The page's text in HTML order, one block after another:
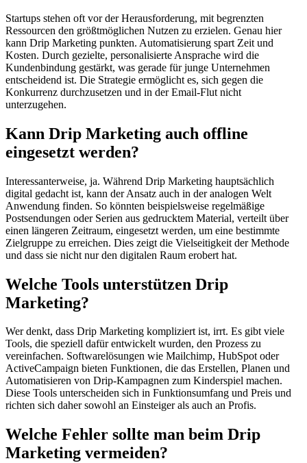
Startups stehen oft vor der Herausforderung, mit begrenzten
Ressourcen den größtmöglichen Nutzen zu erzielen. Genau hier
kann Drip Marketing punkten. Automatisierung spart Zeit und
Kosten. Durch gezielte, personalisierte Ansprache wird die
Kundenbindung gestärkt, was gerade für junge Unternehmen
entscheidend ist. Die Strategie ermöglicht es, sich gegen die
Konkurrenz durchzusetzen und in der Email-Flut nicht
unterzugehen.
Kann Drip Marketing auch offline
eingesetzt werden?
Interessanterweise, ja. Während Drip Marketing hauptsächlich
digital gedacht ist, kann der Ansatz auch in der analogen Welt
Anwendung finden. So könnten beispielsweise regelmäßige
Postsendungen oder Serien aus gedrucktem Material, verteilt über
einen längeren Zeitraum, eingesetzt werden, um eine bestimmte
Zielgruppe zu erreichen. Dies zeigt die Vielseitigkeit der Methode
und dass sie nicht nur den digitalen Raum erobert hat.
Welche Tools unterstützen Drip
Marketing?
Wer denkt, dass Drip Marketing kompliziert ist, irrt. Es gibt viele
Tools, die speziell dafür entwickelt wurden, den Prozess zu
vereinfachen. Softwarelösungen wie Mailchimp, HubSpot oder
ActiveCampaign bieten Funktionen, die das Erstellen, Planen und
Automatisieren von Drip-Kampagnen zum Kinderspiel machen.
Diese Tools unterscheiden sich in Funktionsumfang und Preis und
richten sich daher sowohl an Einsteiger als auch an Profis.
Welche Fehler sollte man beim Drip
Marketing vermeiden?